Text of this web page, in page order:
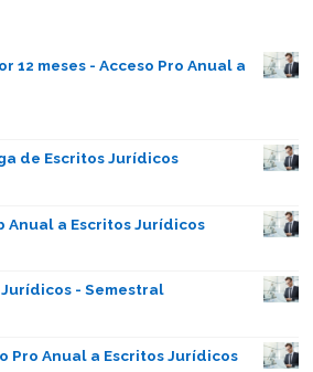
12 meses - Acceso Pro Anual a
de Escritos Jurídicos
Anual a Escritos Jurídicos
- Semestral
Pro Anual a Escritos Jurídicos